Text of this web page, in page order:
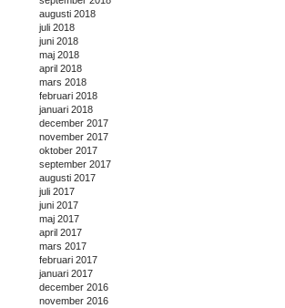
augusti 2018
juli 2018
juni 2018
maj 2018
april 2018
mars 2018
februari 2018
januari 2018
december 2017
november 2017
oktober 2017
september 2017
augusti 2017
juli 2017
juni 2017
maj 2017
april 2017
mars 2017
februari 2017
januari 2017
december 2016
november 2016